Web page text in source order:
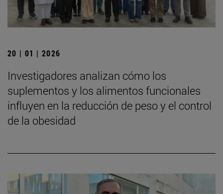
20 | 01 | 2026
Investigadores analizan cómo los
suplementos y los alimentos funcionales
influyen en la reducción de peso y el control
de la obesidad